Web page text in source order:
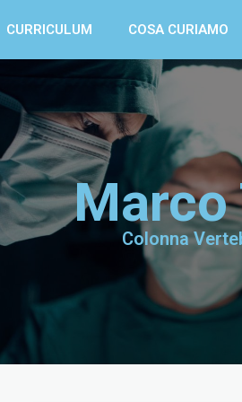
CURRICULUM COSA CURIAMO
Marco
Colonna